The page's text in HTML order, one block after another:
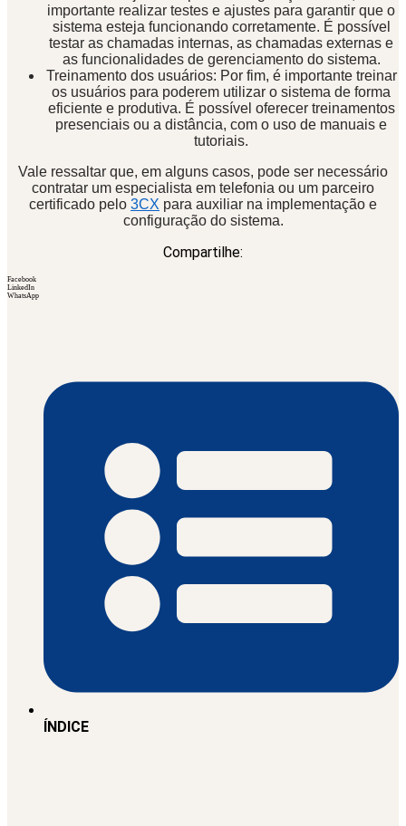
importante realizar testes e ajustes para garantir que o
sistema esteja funcionando corretamente. É possível
testar as chamadas internas, as chamadas externas e
as funcionalidades de gerenciamento do sistema.
Treinamento dos usuários: Por fim, é importante treinar
os usuários para poderem utilizar o sistema de forma
eficiente e produtiva. É possível oferecer treinamentos
presenciais ou a distância, com o uso de manuais e
tutoriais.
Vale ressaltar que, em alguns casos, pode ser necessário
contratar um especialista em telefonia ou um parceiro
certificado pelo 3CX para auxiliar na implementação e
configuração do sistema.
Compartilhe:
Facebook
LinkedIn
WhatsApp
ÍNDICE